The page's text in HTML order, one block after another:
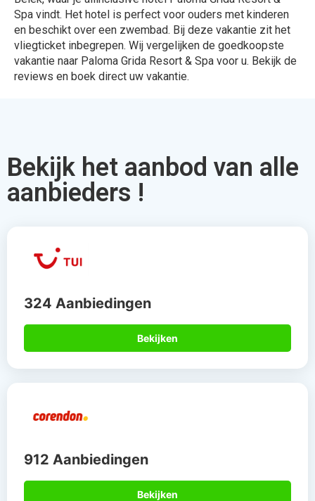
Spa vindt. Het hotel is perfect voor ouders met kinderen
en beschikt over een zwembad. Bij deze vakantie zit het
vliegticket inbegrepen. Wij vergelijken de goedkoopste
vakantie naar Paloma Grida Resort & Spa voor u. Bekijk de
reviews en boek direct uw vakantie.
Bekijk het aanbod van alle
aanbieders !
324 Aanbiedingen
Bekijken
912 Aanbiedingen
Bekijken